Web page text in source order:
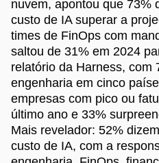
nuvem, apontou que 73%
custo de IA superar a
times de FinOps com
saltou de 31% em 2024
relatório da Harness, com
engenharia em cinco
empresas com pico ou
último ano e 33%
Mais revelador: 52%
custo de IA, com a